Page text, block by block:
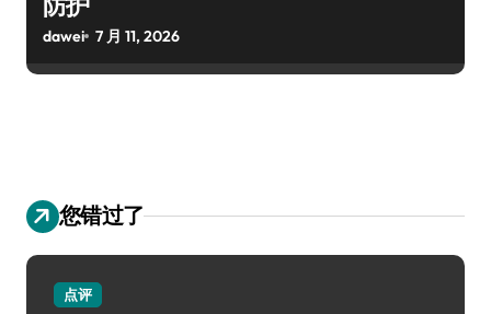
dawei 7 月 11, 2026
您错过了
点评